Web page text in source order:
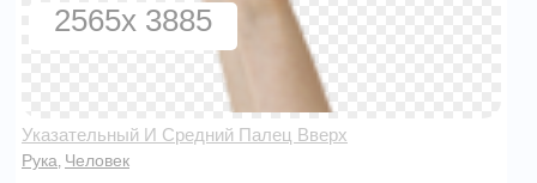
2565x 3885
Указательный И Средний Палец Вверх
Рука Человек